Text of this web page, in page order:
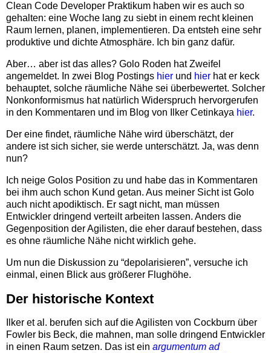
Clean Code Developer Praktikum haben wir es auch so
gehalten: eine Woche lang zu siebt in einem recht kleinen
Raum lernen, planen, implementieren. Da entsteh eine sehr
produktive und dichte Atmosphäre. Ich bin ganz dafür.
Aber… aber ist das alles? Golo Roden hat Zweifel
angemeldet. In zwei Blog Postings hier und hier hat er keck
behauptet, solche räumliche Nähe sei überbewertet. Solcher
Nonkonformismus hat natürlich Widerspruch hervorgerufen
in den Kommentaren und im Blog von Ilker Cetinkaya hier.
Der eine findet, räumliche Nähe wird überschätzt, der
andere ist sich sicher, sie werde unterschätzt. Ja, was denn
nun?
Ich neige Golos Position zu und habe das in Kommentaren
bei ihm auch schon Kund getan. Aus meiner Sicht ist Golo
auch nicht apodiktisch. Er sagt nicht, man müssen
Entwickler dringend verteilt arbeiten lassen. Anders die
Gegenposition der Agilisten, die eher darauf bestehen, dass
es ohne räumliche Nähe nicht wirklich gehe.
Um nun die Diskussion zu “depolarisieren”, versuche ich
einmal, einen Blick aus größerer Flughöhe.
Der historische Kontext
Ilker et al. berufen sich auf die Agilisten von Cockburn über
Fowler bis Beck, die mahnen, man solle dringend Entwickler
in einen Raum setzen. Das ist ein argumentum ad